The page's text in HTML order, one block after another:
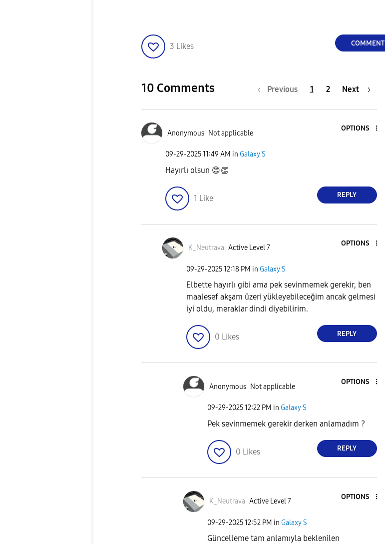
3 Likes COMMENT
10 Comments Previous 1 2 Next
Anonymous Not applicable
OPTIONS
‎09-29-202511:49 AM in Galaxy S
Hayırlı olsun 😊👏
1 Like REPLY
K_Neutrava Active Level 7
OPTIONS
‎09-29-202512:18 PM in Galaxy S
Elbette hayırlı gibi ama pek sevinmemek gerekir, ben
maalesef akşam üzeri yükleyebileceğim ancak gelmesi
iyi oldu, meraklar dindi diyebilirim.
0 Likes REPLY
Anonymous Not applicable
OPTIONS
‎09-29-202512:22 PM in Galaxy S
Pek sevinmemek gerekir derken anlamadım ?
0 Likes REPLY
K_Neutrava Active Level 7
OPTIONS
‎09-29-202512:52 PM in Galaxy S
Güncelleme tam anlamıyla beklenilen